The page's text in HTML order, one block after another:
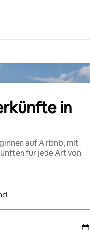
in
auf Airbnb, mit
für jede Art von
sind, navigiere mit